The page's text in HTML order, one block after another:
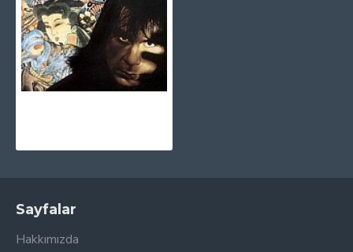
Sayfalar
Hakkımızda